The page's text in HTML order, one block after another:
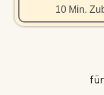
10 Min.